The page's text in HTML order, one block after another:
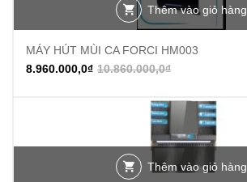
Thêm vào giỏ hàng
MÁY HÚT MÙI CA FORCI HM003
10.860.000,0₫
8.960.000,0₫
Thêm vào giỏ hàng